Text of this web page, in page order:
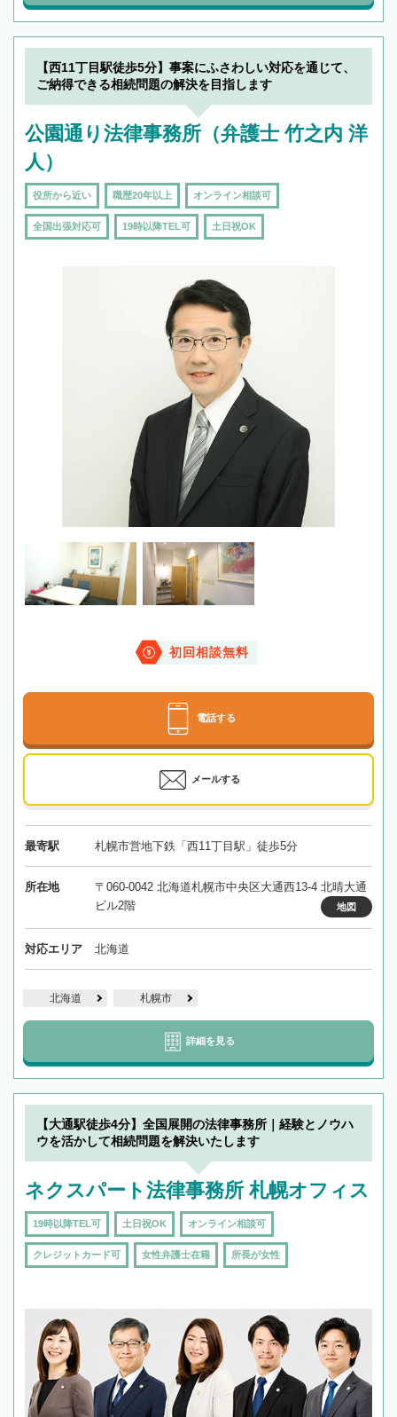
【西11丁目駅徒歩5分】事案にふさわしい対応を通じて、
ご納得できる相続問題の解決を目指します
公園通り法律事務所（弁護士 竹之内 洋
人）
役所から近い 職歴20年以上 オンライン相談可
全国出張対応可 19時以降TEL可 土日祝OK
初回相談無料
電話する
メールする
最寄駅 札幌市営地下鉄「西11丁目駅」徒歩5分
所在地
〒060-0042 北海道札幌市中央区大通西13-4 北晴大通
ビル2階
地図
対応エリア 北海道
北海道 札幌市
詳細を見る
【大通駅徒歩4分】全国展開の法律事務所｜経験とノウハ
ウを活かして相続問題を解決いたします
ネクスパート法律事務所 札幌オフィス
19時以降TEL可 土日祝OK オンライン相談可
クレジットカード可 女性弁護士在籍 所長が女性